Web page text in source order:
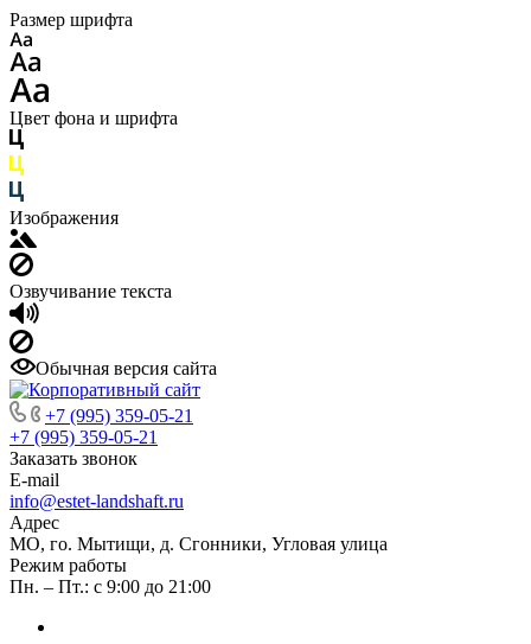
Размер шрифта
Цвет фона и шрифта
Изображения
Озвучивание текста
Обычная версия сайта
+7 (995) 359-05-21
+7 (995) 359-05-21
Заказать звонок
E-mail
info@estet-landshaft.ru
Адрес
МО, го. Мытищи, д. Сгонники, Угловая улица
Режим работы
Пн. – Пт.: с 9:00 до 21:00